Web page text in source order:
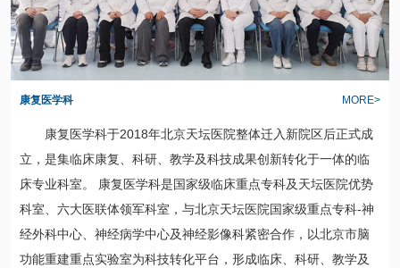
康复医学科 MORE>
康复医学科于2018年北京天坛医院整体迁入新院区后正式成
立，是集临床康复、科研、教学及科技成果创新转化于一体的临
床专业科室。 康复医学科是国家级临床重点专科及天坛医院优势
科室、六大医联体领军科室，与北京天坛医院国家级重点专科-神
经外科中心、 神经病学中心及神经影像科紧密合作，以北京市脑
功能重建重点实验室为科技转化平台，形成临床、科研、教学及